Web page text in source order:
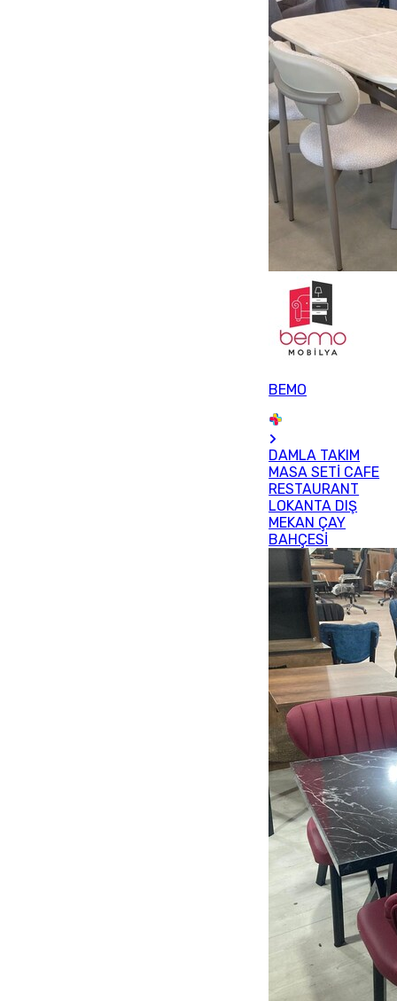
BEMO
DAMLA TAKIM
MASA SETİ CAFE
RESTAURANT
LOKANTA DIŞ
MEKAN ÇAY
BAHÇESİ